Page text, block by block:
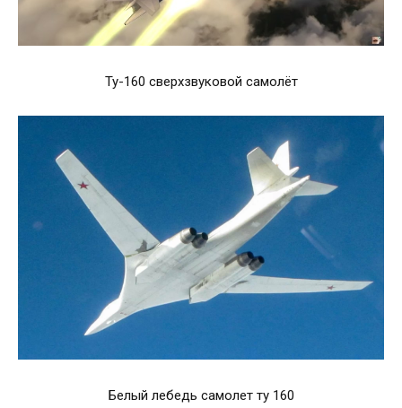
Ту-160 сверхзвуковой самолёт
Белый лебедь самолет ту 160